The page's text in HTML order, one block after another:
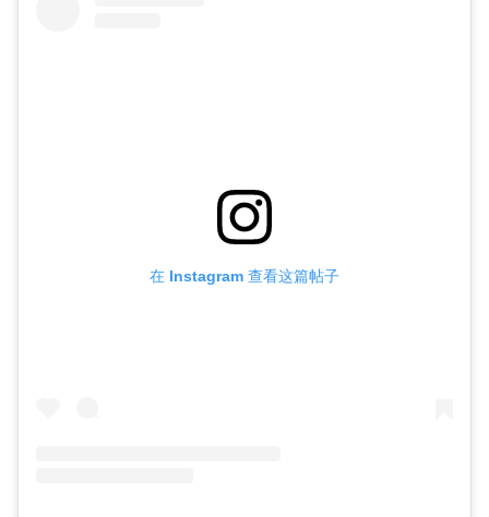
在 Instagram 查看这篇帖子